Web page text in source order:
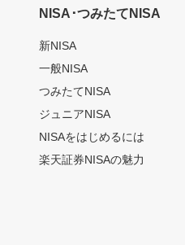
NISA･つみたてNISA
新NISA
一般NISA
つみたてNISA
ジュニアNISA
NISAをはじめるには
楽天証券NISAの魅力